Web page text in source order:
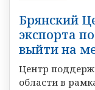
Брянский
экспорта
выйти на
Центр
области в